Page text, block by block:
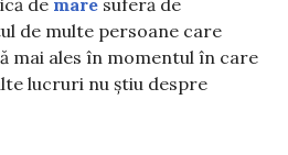
de mare suferă de
de multe persoane care
mai ales în momentul în care
lucruri nu știu despre